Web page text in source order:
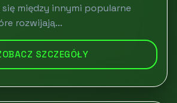
między innymi popularne
rozwijają...
SZCZEGÓŁY